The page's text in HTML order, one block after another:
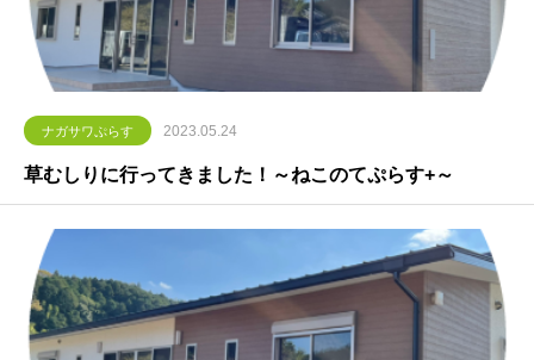
ナガサワぷらす 2023.05.24
草むしりに行ってきました！～ねこのてぷらす+～